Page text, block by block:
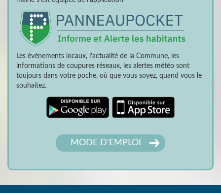
Les événements locaux, l'actualité de la Commune, les
informations de coupures réseaux, les alertes météo sont
toujours dans votre poche, où que vous soyez, quand vous le
souhaitez.
MODE D'EMPLOI